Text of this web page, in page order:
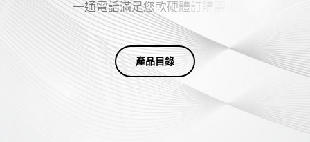
一通電話滿足您軟硬體訂
產品目錄